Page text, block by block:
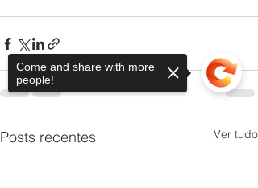
Posts recentes Ver tudo
Come and share with more
people!